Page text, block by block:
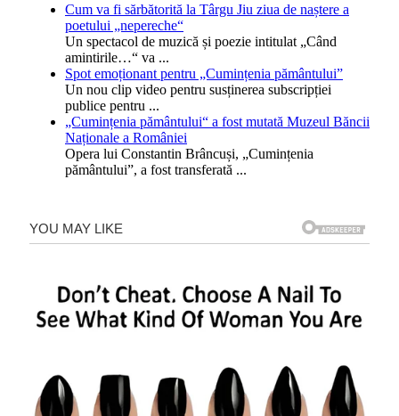
Cum va fi sărbătorită la Târgu Jiu ziua de naștere a
poetului „nepereche“
Un spectacol de muzică și poezie intitulat „Când
amintirile…“ va ...
Spot emoționant pentru „Cumințenia pământului”
Un nou clip video pentru susținerea subscripției
publice pentru ...
„Cumințenia pământului“ a fost mutată Muzeul Băncii
Naționale a României
Opera lui Constantin Brâncuși, „Cumințenia
pământului”, a fost transferată ...